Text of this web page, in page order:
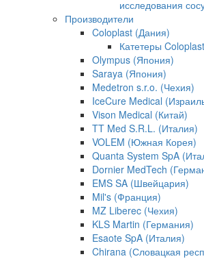
исследования
Производители
Coloplast (Дания)
Катетеры Coloplast
Olympus (Япония)
Saraya (Япония)
Medetron s.r.o. (Чехия)
IceCure Medical
Vison Medical (Китай)
TT Med S.R.L. (Италия)
VOLEM (Южная Корея)
Quanta System SpA
Dornier MedTech
EMS SA (Швейцария)
Mil's (Франция)
MZ Liberec (Чехия)
KLS Martin (Германия)
Esaote SpA (Италия)
Chirana (Словацкая